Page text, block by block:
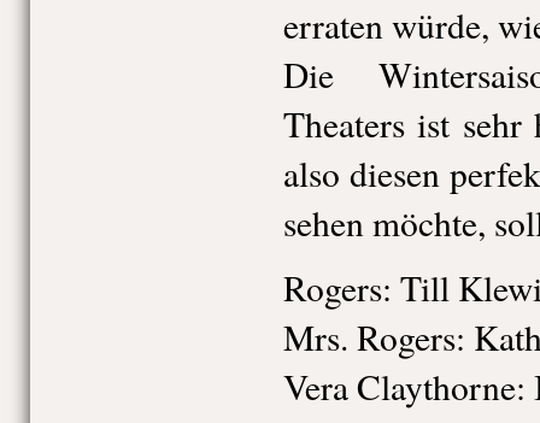
erraten würde,
Die
Theaters ist
also diesen
sehen möchte,
Rogers: Till
Mrs. Rogers:
Vera Claythorne: